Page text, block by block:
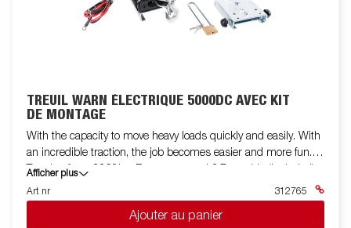
TREUIL WARN ÉLECTRIQUE 5000DC AVEC KIT
DE MONTAGE
With the capacity to move heavy loads quickly and easily. With
an incredible traction, the job becomes easier and more fun.
Traction force 2268kg, Remote control 3.7m cable (included).
Line 18.3 m. Motor: Permanent magnet. Brake: Dynamic and
mechanical. Voltage: 12 volts DC. Coupling (disengagement):
Via lever. Drum diameter: 7.62 cm. Gearbox: 3-stage planetary
Afficher plus
Art nr
312765
Ajouter au panier